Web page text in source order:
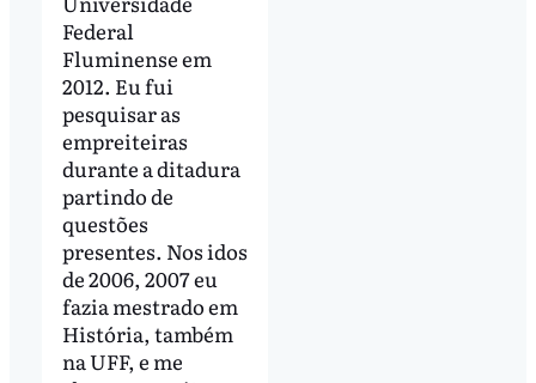
Federal
Fluminense em
2012. Eu fui
pesquisar as
empreiteiras
durante a ditadura
partindo de
questões
presentes. Nos idos
de 2006, 2007 eu
fazia mestrado em
História, também
na UFF, e me